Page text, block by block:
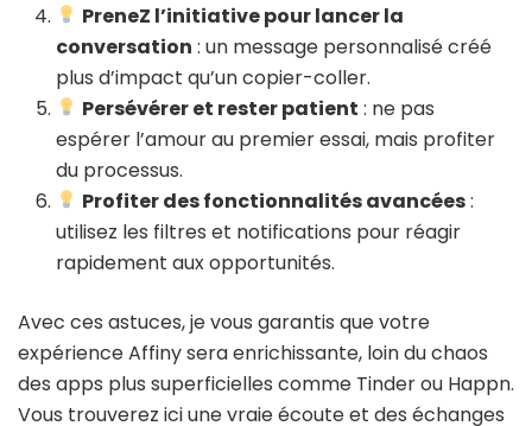
PreneZ l’initiative pour lancer la
conversation : un message personnalisé créé
plus d’impact qu’un copier-coller.
Persévérer et rester patient : ne pas
espérer l’amour au premier essai, mais profiter
du processus.
Profiter des fonctionnalités avancées:
utilisez les filtres et notifications pour réagir
rapidement aux opportunités.
Avec ces astuces, je vous garantis que votre
expérience Affiny sera enrichissante, loin du chaos
des apps plus superficielles comme Tinder ou Happn.
Vous trouverez ici une vraie écoute et des échanges